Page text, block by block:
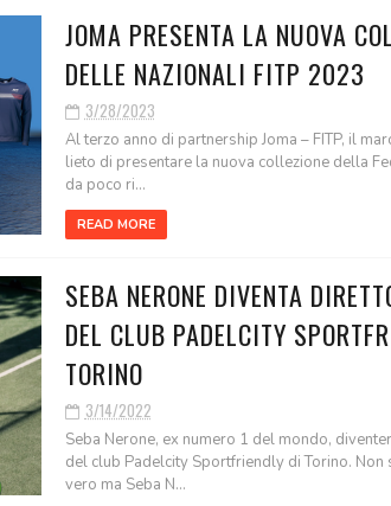
JOMA PRESENTA LA NUOVA
DELLE NAZIONALI FITP 2023
3/28/2023
Al terzo anno di partnership Joma – FITP, il
lieto di presentare la nuova collezione della
da poco ri...
READ MORE
SEBA NERONE DIVENTA
DEL CLUB PADELCITY
TORINO
3/14/2022
Seba Nerone, ex numero 1 del mondo,
del club Padelcity Sportfriendly di Torino. Non
vero ma Seba N...